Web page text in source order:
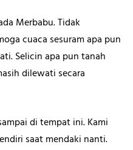
Merbabu. Tidak
cuaca sesuram apa pun
Selicin apa pun tanah
dilewati secara
di tempat ini. Kami
saat mendaki nanti.